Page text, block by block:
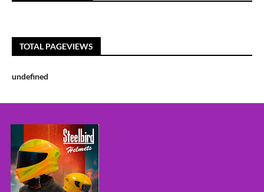
TOTAL PAGEVIEWS
undefned